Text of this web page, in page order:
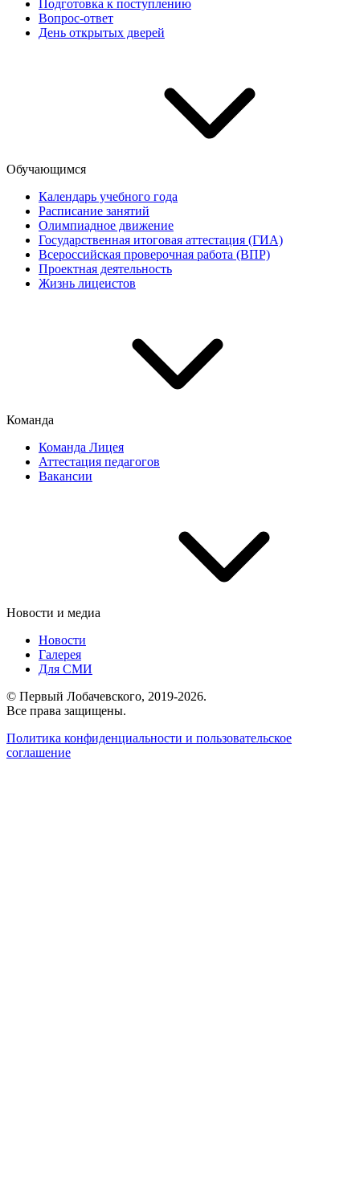
Подготовка к поступлению
Вопрос-ответ
День открытых дверей
Обучающимся
Календарь учебного года
Расписание занятий
Олимпиадное движение
Государственная итоговая аттестация (ГИА)
Всероссийская проверочная работа (ВПР)
Проектная деятельность
Жизнь лицеистов
Команда
Команда Лицея
Аттестация педагогов
Вакансии
Новости и медиа
Новости
Галерея
Для СМИ
© Первый Лобачевского, 2019-2026.
Все права защищены.
Политика конфиденциальности и пользовательское
соглашение